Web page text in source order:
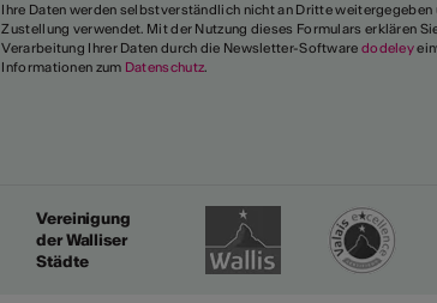
Ihre Daten werden selbstverständlich nicht an Dritte weitergegeben
Zustellung verwendet. Mit der Nutzung dieses Formulars erklären
Verarbeitung Ihrer Daten durch die Newsletter-Software dodeley
Informationen zum Datenschutz.
Vereinigung
der Walliser
Städte